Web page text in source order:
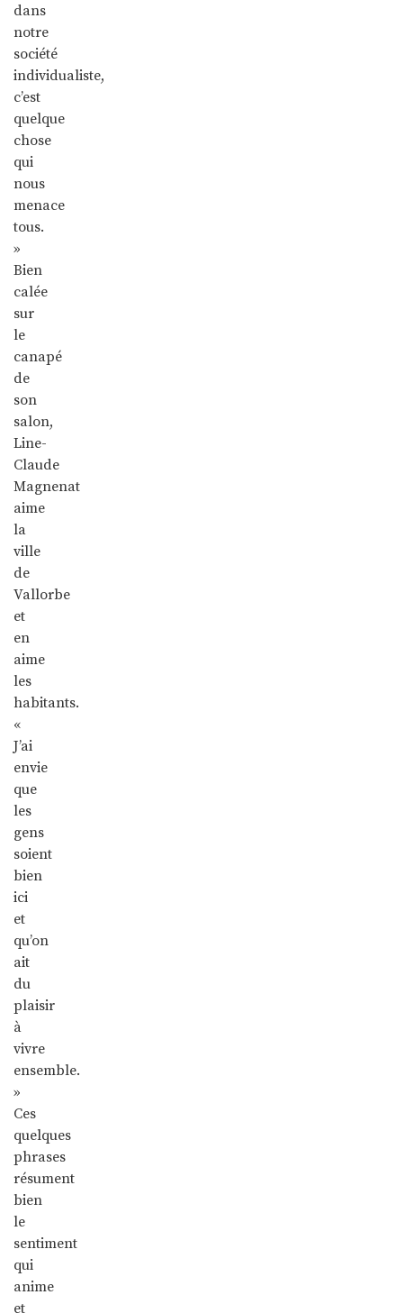
dans
notre
société
individualiste,
c’est
quelque
chose
qui
nous
menace
tous.
»
Bien
calée
sur
le
canapé
de
son
salon,
Line-
Claude
Magnenat
aime
la
ville
de
Vallorbe
et
en
aime
les
habitants.
«
J’ai
envie
que
les
gens
soient
bien
ici
et
qu’on
ait
du
plaisir
à
vivre
ensemble.
»
Ces
quelques
phrases
résument
bien
le
sentiment
qui
anime
et